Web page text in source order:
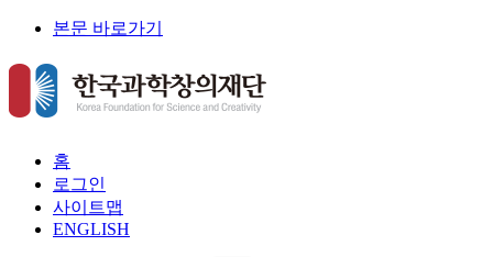
본문 바로가기
홈
로그인
사이트맵
ENGLISH